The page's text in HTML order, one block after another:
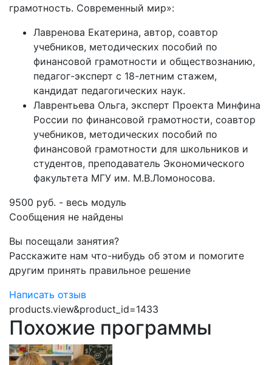
грамотность. Современный мир»:
Лавренова Екатерина, автор, соавтор
учебников, методических пособий по
финансовой грамотности и обществознанию,
педагог-эксперт с 18-летним стажем,
кандидат педагогических наук.
Лаврентьева Ольга, эксперт Проекта Минфина
России по финансовой грамотности, соавтор
учебников, методических пособий по
финансовой грамотности для школьников и
студентов, преподаватель Экономического
факультета МГУ им. М.В.Ломоносова.
9500 руб. - весь модуль
Сообщения не найдены
Вы посещали занятия?
Расскажите нам что-нибудь об этом и помогите
другим принять правильное решение
Написать отзыв
products.view&product_id=1433
Похожие программы